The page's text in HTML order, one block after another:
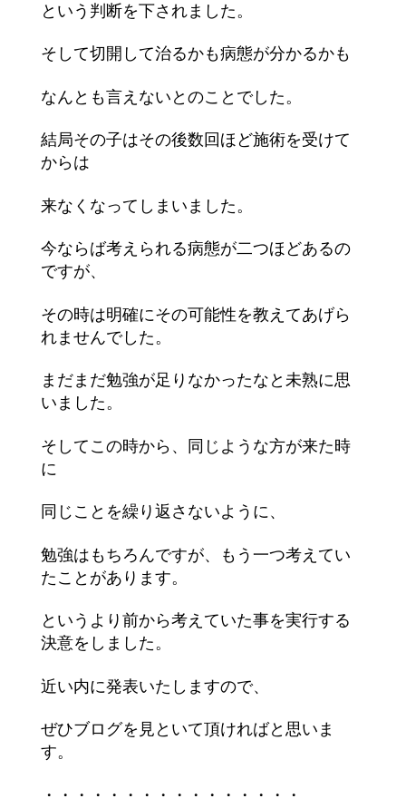
という判断を下されました。
そして切開して治るかも病態が分かるかも
なんとも言えないとのことでした。
結局その子はその後数回ほど施術を受けて
からは
来なくなってしまいました。
今ならば考えられる病態が二つほどあるの
ですが、
その時は明確にその可能性を教えてあげら
れませんでした。
まだまだ勉強が足りなかったなと未熟に思
いました。
そしてこの時から、同じような方が来た時
に
同じことを繰り返さないように、
勉強はもちろんですが、もう一つ考えてい
たことがあります。
というより前から考えていた事を実行する
決意をしました。
近い内に発表いたしますので、
ぜひブログを見といて頂ければと思いま
す。
・・・・・・・・・・・・・・・・